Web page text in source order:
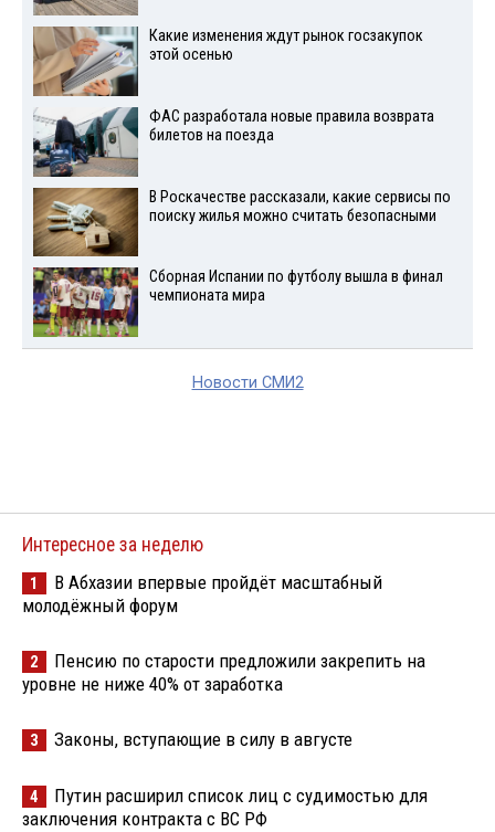
Какие изменения ждут рынок госзакупок
этой осенью
ФАС разработала новые правила возврата
билетов на поезда
В Роскачестве рассказали, какие сервисы по
поиску жилья можно считать безопасными
Сборная Испании по футболу вышла в финал
чемпионата мира
Новости СМИ2
Интересное за неделю
1
В Абхазии впервые пройдёт масштабный
молодёжный форум
2
Пенсию по старости предложили закрепить на
уровне не ниже 40% от заработка
3 Законы, вступающие в силу в августе
4
Путин расширил список лиц с судимостью для
заключения контракта с ВС РФ